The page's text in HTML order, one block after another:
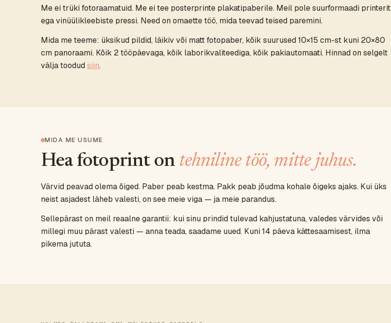
Me ei trüki fotoraamatuid. Me ei tee posterprinte plakatipaberile. Meil pole suurformaadi printerit
ega vinüülikleebiste pressi. Need on omaette töö, mida teevad teised paremini.
Mida me teeme: üksikud pildid, läikiv või matt fotopaber, kõik suurused 10×15 cm-st kuni 20×80
cm panoraami. Kõik 2 tööpäevaga, kõik laborikvaliteediga, kõik pakiautomaati. Hinnad on selgelt
välja toodud siin.
MIDA ME USUME
Hea fotoprint on tehniline töö, mitte juhus.
Värvid peavad olema õiged. Paber peab kestma. Pakk peab jõudma kohale õigeks ajaks. Kui üks
neist asjadest läheb valesti, on see meie viga — ja meie parandus.
Sellepärast on meil reaalne garantii: kui sinu prindid tulevad kahjustatuna, valedes värvides või
millegi muu pärast valesti — anna teada, saadame uued. Kuni 14 päeva kättesaamisest, ilma
pikema jututa.